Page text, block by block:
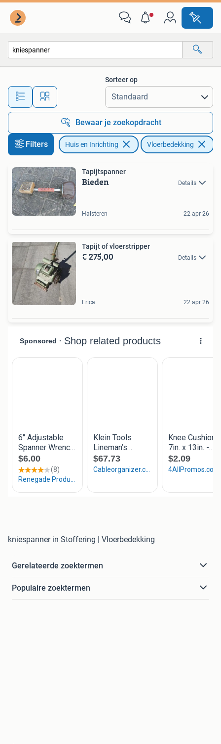
Alle afstanden…
Sorteer op
Bewaar je zoekopdracht
Filters Huis en Inrichting Vloerbedekking
Tapijtspanner
Bieden Details
Halsteren 22 apr 26
Tapijt of vloerstripper
€ 275,00 Details
Erica 22 apr 26
kniespanner in Stoffering | Vloerbedekking
Gerelateerde zoektermen
Populaire zoektermen